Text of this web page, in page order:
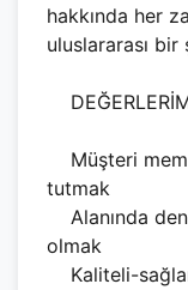
hakkında her
uluslararası bir
Müşteri
tutmak
Alanında
olmak
Kaliteli-